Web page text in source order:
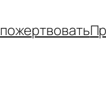
пожертвовать